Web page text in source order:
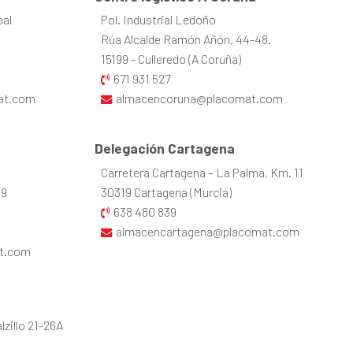
21-26A
Pol. Industrial Ledoño
Rúa Alcalde Ramón Añón, 44-48.
15199 - Culleredo (A Coruña)
671 931 527
almacencoruna@placomat.com
Delegación Cartagena
Carretera Cartagena – La Palma, Km. 11
30319 Cartagena (Murcia)
638 480 839
almacencartagena@placomat.com